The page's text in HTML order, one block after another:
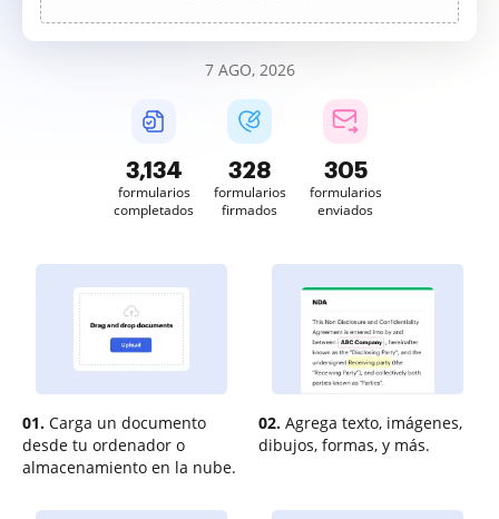
7 AGO, 2026
3,134
formularios
completados
328
formularios
firmados
305
formularios
enviados
01. Carga un documento
desde tu ordenador o
almacenamiento en la nube.
02. Agrega texto, imágenes,
dibujos, formas, y más.